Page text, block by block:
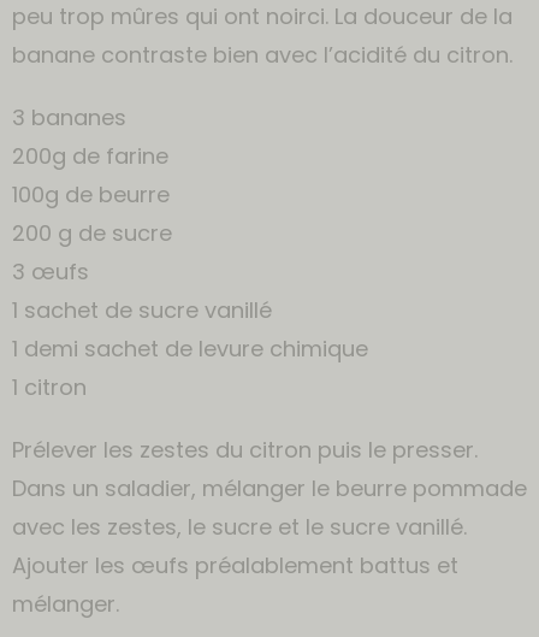
peu trop mûres qui ont noirci. La douceur de la
banane contraste bien avec l’acidité du citron.
3 bananes
200g de farine
100g de beurre
200 g de sucre
3 œufs
1 sachet de sucre vanillé
1 demi sachet de levure chimique
1 citron
Prélever les zestes du citron puis le presser.
Dans un saladier, mélanger le beurre pommade
avec les zestes, le sucre et le sucre vanillé.
Ajouter les œufs préalablement battus et
mélanger.